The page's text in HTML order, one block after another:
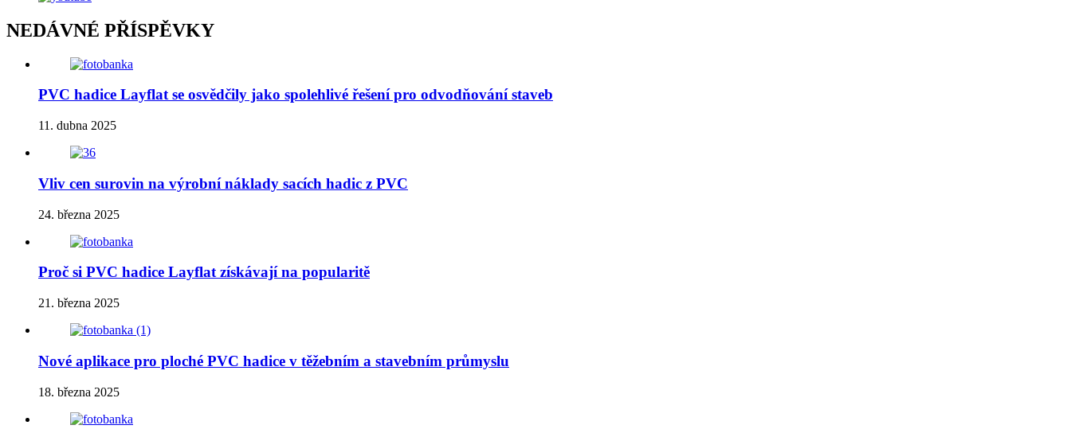
NEDÁVNÉ PŘÍSPĚVKY
PVC hadice Layflat se osvědčily jako spolehlivé řešení pro odvodňování staveb
11. dubna 2025
Vliv cen surovin na výrobní náklady sacích hadic z PVC
24. března 2025
Proč si PVC hadice Layflat získávají na popularitě
21. března 2025
Nové aplikace pro ploché PVC hadice v těžebním a stavebním průmyslu
18. března 2025